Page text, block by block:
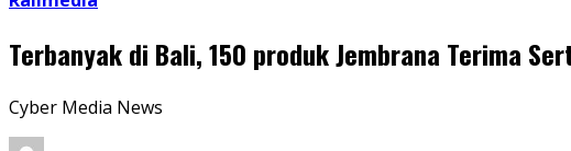
Terbanyak di Bali, 150 produk Jembrana Terima
Cyber Media News